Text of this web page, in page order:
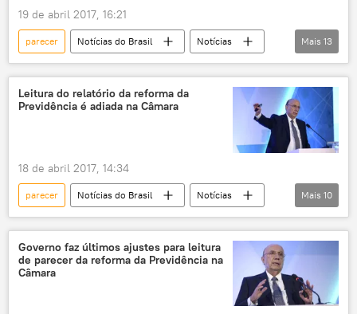
19 de abril 2017, 16:21
parecer Notícias do Brasil
Notícias
Sociedade
Arthur Maia
Ivan Valente
Câmara dos Deputados
CNBB
OAB
debate
relatório
tumulto
direitos dos trabalhadores
Mais 13
Leitura do relatório da reforma da
Previdência é adiada na Câmara
18 de abril 2017, 14:34
parecer Notícias do Brasil
Notícias
Sociedade
Henrique Meirelles
Carlos Marun
Arthur Maia
Câmara dos Deputados
Mais 10
Governo faz últimos ajustes para leitura
de parecer da reforma da Previdência na
Câmara